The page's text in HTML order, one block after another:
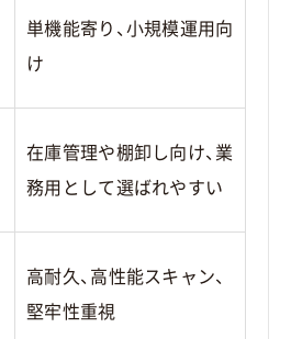
単機能寄り、小規模運用向
け
在庫管理や棚卸し向け、業
務用として選ばれやすい
高耐久、高性能スキャン、
堅牢性重視